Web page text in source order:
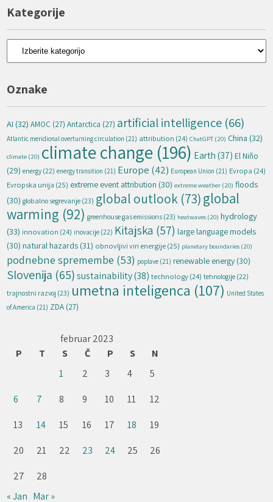
Kategorije
Kategorije
Oznake
AI (32) AMOC (27) Antarctica (27) artificial intelligence (66)
Atlantic meridional overturning circulation (21) attribution (24) ChatGPT (20) China (32)
climate (20) climate change (196) Earth (37) El Niño
(29) energy (22) energy transition (21) Europe (42) European Union (21) Evropa (24)
Evropska unija (25) extreme event attribution (30) extreme weather (20) floods
(30) globalno segrevanje (23) global outlook (73)global
warming (92) greenhouse gas emissions (23) heatwaves (20) hydrology
(33) innovation (24) inovacije (22) Kitajska (57) large language models
(30) natural hazards (31) obnovljivi viri energije(25) planetary boundaries (20)
podnebne spremembe (53) poplave (21) renewable energy (30)
Slovenija (65) sustainability(38) technology(24) tehnologije (22)
trajnostni razvoj (23) umetna inteligenca (107) United States
of America (21) ZDA (27)
februar 2023
P
T S Č P S
N
1
2 3 4
5
6
7 8 9 10 11
12
13
14 15 16 17 18
19
20
21 22 23 24 25
26
27
28
« Jan Mar »